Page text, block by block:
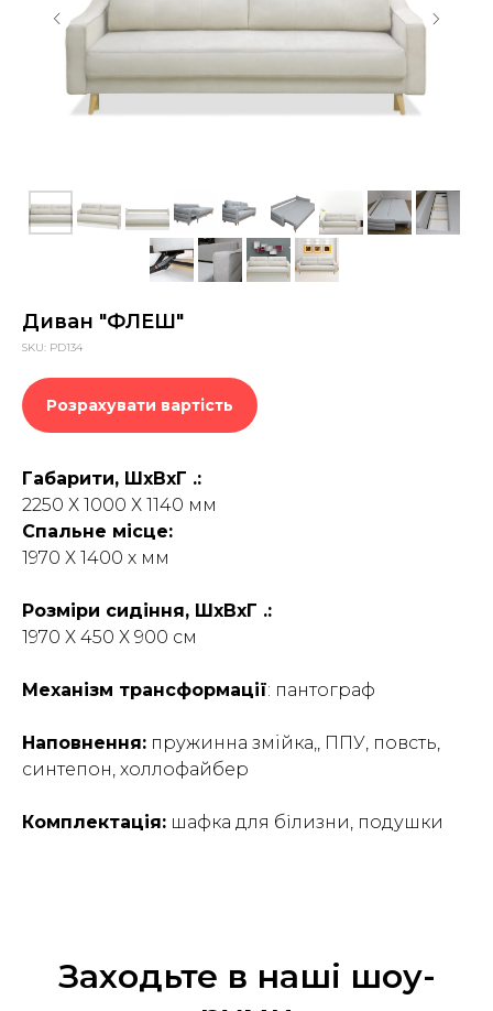
Диван "ФЛЕШ"
SKU: PD134
Розрахувати вартість
Габарити, ШхВхГ .:
2250 Х 1000 Х 1140 мм
Спальне місце:
1970 Х 1400 х мм
Розміри сидіння, ШхВхГ .:
1970 Х 450 Х 900 см
Механізм трансформації: пантограф
Наповнення: пружинна змiйка,, ППУ, повсть,
синтепон, холлофайбер
Комплектація: шафка для білизни, подушки
Заходьте в наші шоу-